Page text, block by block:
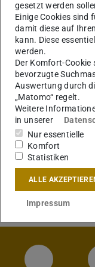
gesetzt werden
Einige Cookies sind
damit diese auf
kann. Diese
werden.
Der Komfort-Cookie
bevorzugte
Auswertung durch
„Matomo“ regelt.
Weitere
in unserer
Nur essentielle
Komfort
Statistiken
ALLE
Impressum